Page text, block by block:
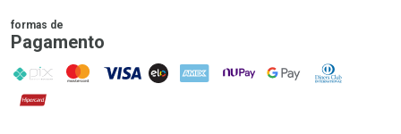
formas de
Pagamento
PIX MasterCard
VISA ELO AMEX NuPay Google PayDiners Club
Hipercard